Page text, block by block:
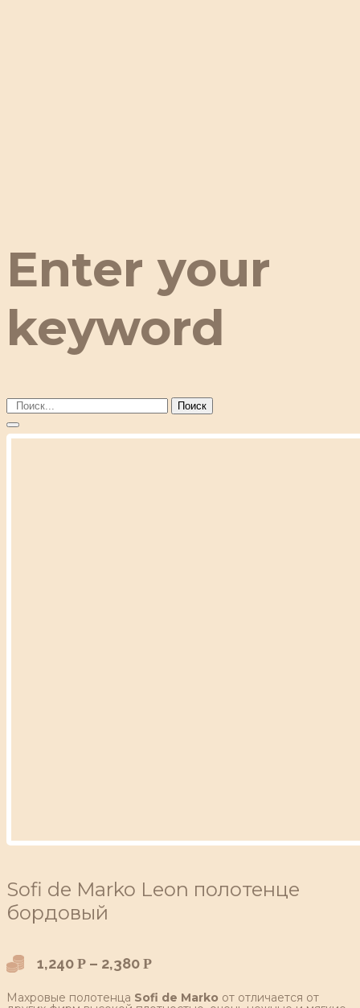
Enter your
keyword
Поиск
Sofi de Marko Leon полотенце
бордовый
1,240 Р – 2,380 Р
Махровые полотенца Sofi de Marko от отличается от